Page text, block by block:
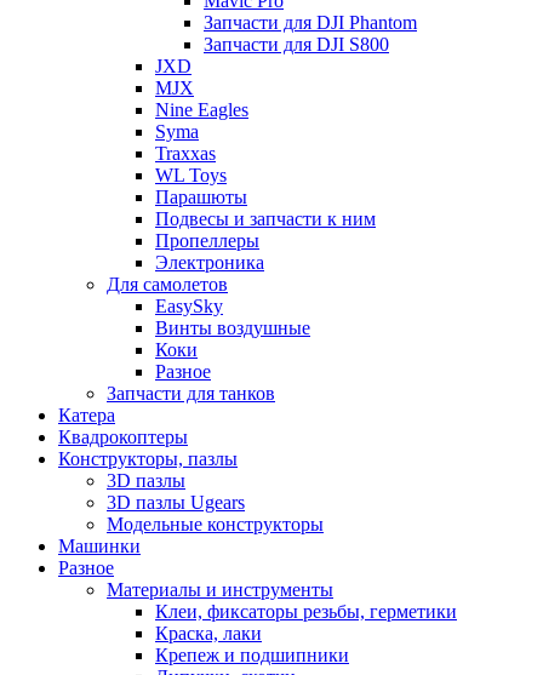
Запчасти для DJI Phantom
Запчасти для DJI S800
JXD
MJX
Nine Eagles
Syma
Traxxas
WL Toys
Парашюты
Подвесы и запчасти к ним
Пропеллеры
Электроника
Для самолетов
EasySky
Винты воздушные
Коки
Разное
Запчасти для танков
Катера
Квадрокоптеры
Конструкторы, пазлы
3D пазлы
3D пазлы Ugears
Модельные конструкторы
Машинки
Разное
Материалы и инструменты
Клеи, фиксаторы резьбы, герметики
Краска, лаки
Крепеж и подшипники